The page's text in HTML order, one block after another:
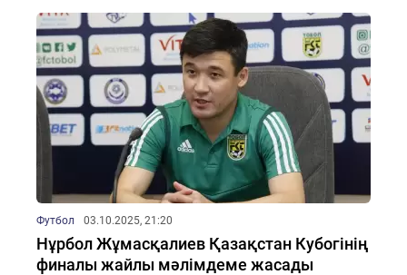
Футбол 03.10.2025, 21:20
Нұрбол Жұмасқалиев Қазақстан Кубогінің
финалы жайлы мәлімдеме жасады